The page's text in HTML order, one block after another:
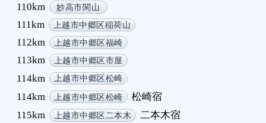
110km
妙高市関山
111km 上越市中郷区稲荷山
112km 上越市中郷区福崎
113km 上越市中郷区市屋
114km 上越市中郷区松崎
114km 上越市中郷区松崎
松崎宿
115km
上越市中郷区二本木
二本木宿